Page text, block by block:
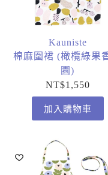
Kauniste
棉麻圍裙 (橄欖綠果
園)
NT$1,550
加入購物車